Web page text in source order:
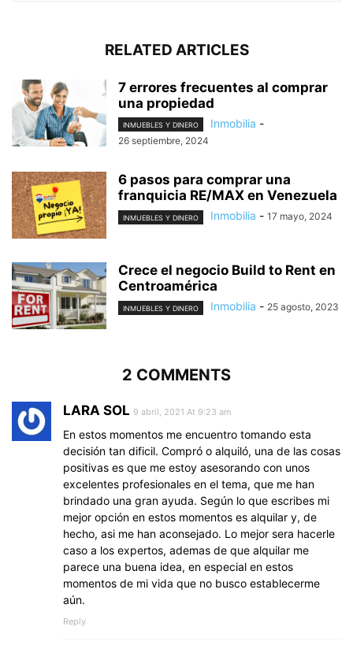
RELATED ARTICLES
7 errores frecuentes al comprar
una propiedad
INMUEBLES Y DINERO Inmobilia -
26 septiembre, 2024
6 pasos para comprar una
franquicia RE/MAX en Venezuela
INMUEBLES Y DINERO Inmobilia - 17 mayo, 2024
Crece el negocio Build to Rent en
Centroamérica
INMUEBLES Y DINERO Inmobilia - 25 agosto, 2023
2 COMMENTS
LARA SOL 9 abril, 2021 At 9:23 am
En estos momentos me encuentro tomando esta
decisión tan dificil. Compró o alquiló, una de las cosas
positivas es que me estoy asesorando con unos
excelentes profesionales en el tema, que me han
brindado una gran ayuda. Según lo que escribes mi
mejor opción en estos momentos es alquilar y, de
hecho, asi me han aconsejado. Lo mejor sera hacerle
caso a los expertos, ademas de que alquilar me
parece una buena idea, en especial en estos
momentos de mi vida que no busco establecerme
aún.
Reply